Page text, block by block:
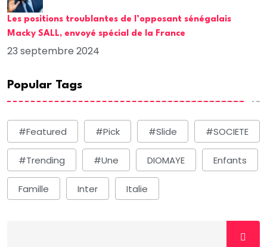
Les positions troublantes de l’opposant sénégalais
Macky SALL, envoyé spécial de la France
23 septembre 2024
Popular Tags
#Featured #Pick #Slide #SOCIETE
#Trending #une DIOMAYE Enfants
Famille Inter Italie